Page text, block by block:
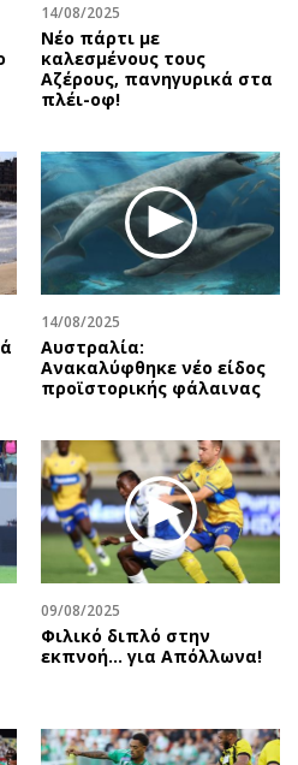
Περιβάλλον
Good Life
Γυναίκα
Ταξίδια
Συνταγές
Έξοδος
Media
Εκπομπές
Wine routes
Podcasts
Προσφορές
Προσωπικότητες στην ''Κ''
Επιστολές
14/08/2025
Νέο πάρτι με
καλεσμένους τους
Αζέρους, πανηγυρικά στα
πλέι-οφ!
14/08/2025
Αυστραλία:
Ανακαλύφθηκε νέο είδος
προϊστορικής φάλαινας
09/08/2025
Φιλικό διπλό στην
εκπνοή… για Απόλλωνα!